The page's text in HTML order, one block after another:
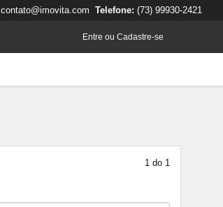
contato@imovita.com Telefone: (73) 99930-2421
Entre ou Cadastre-se
1 do 1